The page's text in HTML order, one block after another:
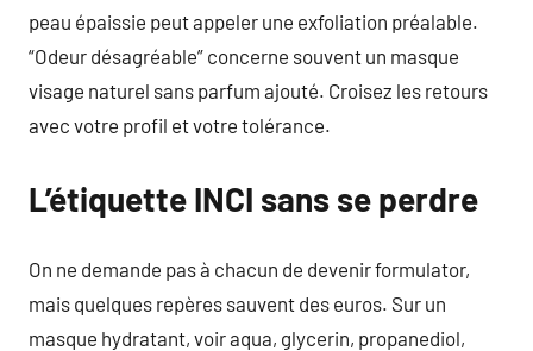
peau épaissie peut appeler une exfoliation préalable.
“Odeur désagréable” concerne souvent un masque
visage naturel sans parfum ajouté. Croisez les retours
avec votre profil et votre tolérance.
L’étiquette INCI sans se perdre
On ne demande pas à chacun de devenir formulator,
mais quelques repères sauvent des euros. Sur un
masque hydratant, voir aqua, glycerin, propanediol,